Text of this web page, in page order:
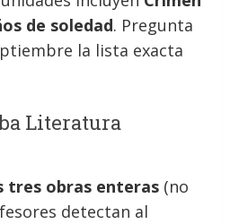
de soledad. Pregunta
la lista exacta
Literatura
tres obras enteras (no
detectan al